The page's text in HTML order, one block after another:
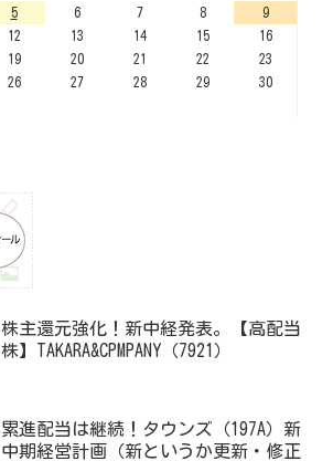
5 6 7 8
9
12 13 14 15
16
19 20 21 22
23
26 27 28 29
30
株主還元強化！新中経発表。【高配当
株】TAKARA&CPMPANY（7921）
累進配当は継続！タウンズ（197A）新
中期経営計画（新というか更新・修正